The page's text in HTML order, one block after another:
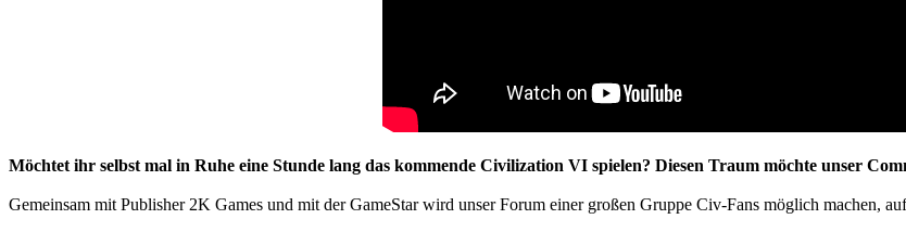
Möchtet ihr selbst mal in Ruhe eine Stunde lang das kommende Civilization VI spielen? Diesen Traum möchte unser
Gemeinsam mit Publisher 2K Games und mit der GameStar wird unser Forum einer großen Gruppe Civ-Fans möglich machen,